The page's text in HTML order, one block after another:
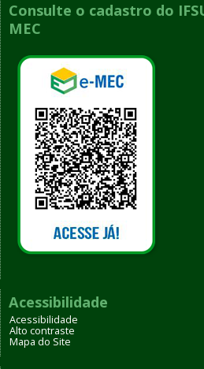
Consulte o cadastro do
MEC
Acessibilidade
Acessibilidade
Alto contraste
Mapa do Site